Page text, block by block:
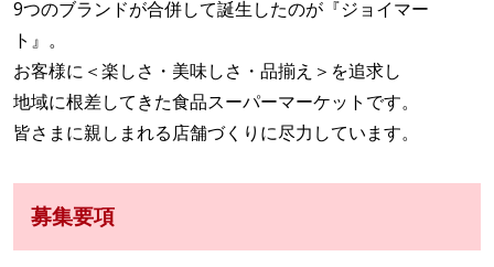
9つのブランドが合併して誕生したのが『ジョイマー
ト』。
お客様に＜楽しさ・美味しさ・品揃え＞を追求し
地域に根差してきた食品スーパーマーケットです。
皆さまに親しまれる店舗づくりに尽力しています。
募集要項